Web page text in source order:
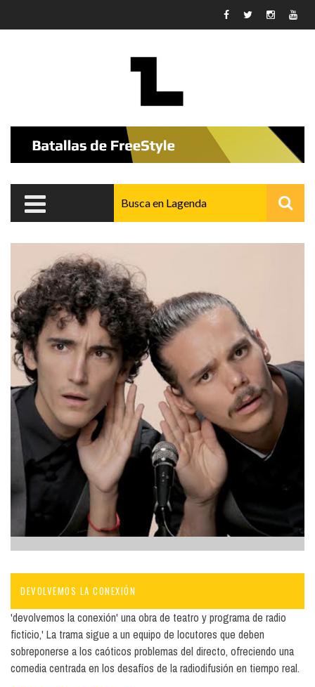
DEVOLVEMOS LA CONEXIÓN
'devolvemos la conexión' una obra de teatro y programa de radio
ficticio,' La trama sigue a un equipo de locutores que deben
sobreponerse a los caóticos problemas del directo, ofreciendo una
comedia centrada en los desafíos de la radiodifusión en tiempo real.